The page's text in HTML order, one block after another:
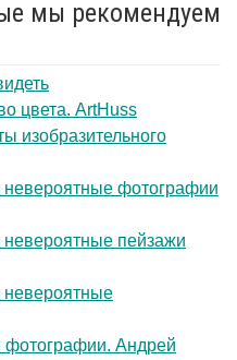
мы рекомендуем
цвета. ArtHuss
изобразительного
невероятные фотографии
невероятные пейзажи
невероятные
фотографии. Андрей